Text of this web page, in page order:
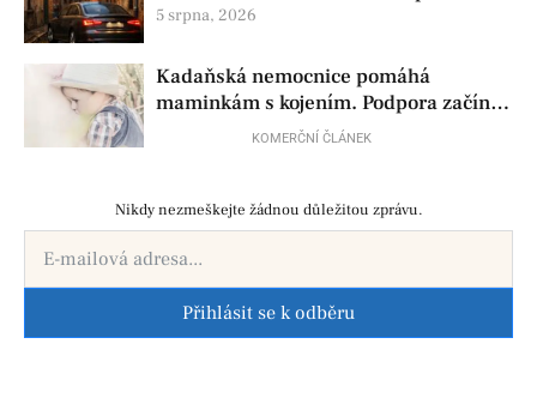
policisty
5 srpna, 2026
Kadaňská nemocnice pomáhá
maminkám s kojením. Podpora začíná
už před porodemKOMERČNÍ ČLÁNEK
Nikdy nezmeškejte žádnou důležitou zprávu.
Přihlásit se k odběru